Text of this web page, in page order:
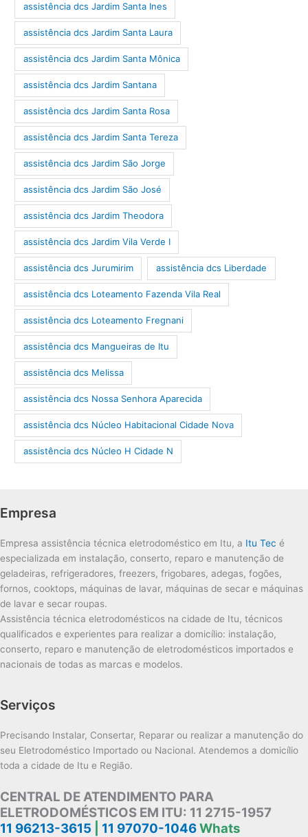
assistência dcs Jardim Santa Ines
assistência dcs Jardim Santa Laura
assistência dcs Jardim Santa Mônica
assistência dcs Jardim Santana
assistência dcs Jardim Santa Rosa
assistência dcs Jardim Santa Tereza
assistência dcs Jardim São Jorge
assistência dcs Jardim São José
assistência dcs Jardim Theodora
assistência dcs Jardim Vila Verde I
assistência dcs Jurumirim assistência dcs Liberdade
assistência dcs Loteamento Fazenda Vila Real
assistência dcs Loteamento Fregnani
assistência dcs Mangueiras de Itu
assistência dcs Melissa
assistência dcs Nossa Senhora Aparecida
assistência dcs Núcleo Habitacional Cidade Nova
assistência dcs Núcleo H Cidade N
Empresa
Empresa assistência técnica eletrodoméstico em Itu, a Itu Tec é
especializada em instalação, conserto, reparo e manutenção de
geladeiras, refrigeradores, freezers, frigobares, adegas, fogões,
fornos, cooktops, máquinas de lavar, máquinas de secar e máquinas
de lavar e secar roupas.
Assistência técnica eletrodomésticos na cidade de Itu, técnicos
qualificados e experientes para realizar a domicílio: instalação,
conserto, reparo e manutenção de eletrodomésticos importados e
nacionais de todas as marcas e modelos.
Serviços
Precisando Instalar, Consertar, Reparar ou realizar a manutenção do
seu Eletrodoméstico Importado ou Nacional. Atendemos a domicílio
toda a cidade de Itu e Região.
CENTRAL DE ATENDIMENTO PARA
ELETRODOMÉSTICOS EM ITU: 11 2715-1957
11 96213-3615
11 97070-1046Whats